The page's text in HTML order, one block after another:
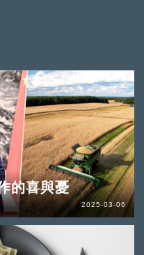
的喜與憂
2025-03-06